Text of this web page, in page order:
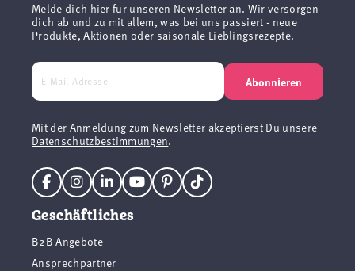
Melde dich hier für unseren Newsletter an. Wir versorgen
dich ab und zu mit allem, was bei uns passiert - neue
Produkte, Aktionen oder saisonale Lieblingsrezepte.
Abonnieren
Mit der Anmeldung zum Newsletter akzeptierst Du unsere
Datenschutzbestimmungen.
Geschäftliches
B2B Angebote
Ansprechpartner